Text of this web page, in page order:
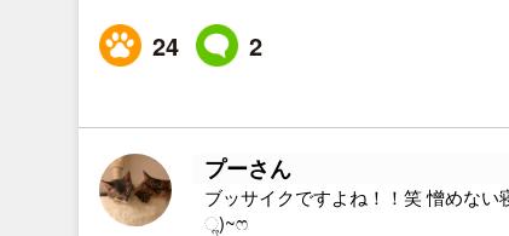
24 2
プーさん
ブッサイクですよね！！笑 憎めない
ૢ)~ෆ